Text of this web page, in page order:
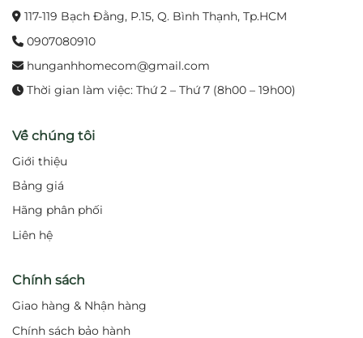
117-119 Bạch Đằng, P.15, Q. Bình Thạnh, Tp.HCM
0907080910
hunganhhomecom@gmail.com
Thời gian làm việc: Thứ 2 – Thứ 7 (8h00 – 19h00)
Về chúng tôi
Giới thiệu
Bảng giá
Hãng phân phối
Liên hệ
Chính sách
Giao hàng & Nhận hàng
Chính sách bảo hành